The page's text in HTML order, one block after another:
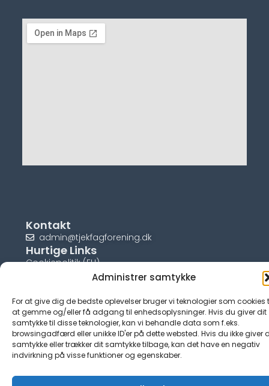
Administrer samtykke
For at give dig de bedste oplevelser bruger vi teknologier som cookies
at gemme og/eller få adgang til enhedsoplysninger. Hvis du giver dit
samtykke til disse teknologier, kan vi behandle data som f.eks.
browsingadfærd eller unikke ID'er på dette websted. Hvis du ikke giver
samtykke eller trækker dit samtykke tilbage, kan det have en negativ
indvirkning på visse funktioner og egenskaber.
Kontakt
admin@tjekfagforening.dk
Hurtige Links
Cookiepolitik (EU)
© tjek-fagforening.dk